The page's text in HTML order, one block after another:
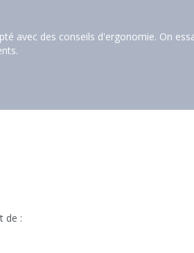
avec des conseils d'ergonomie. On
de :